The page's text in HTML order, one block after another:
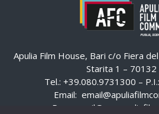
Apulia Film House, Bari c/o Fiera
Starita 1 – 70132
Tel.: +39.080.9731300 –
Email:
Pec: